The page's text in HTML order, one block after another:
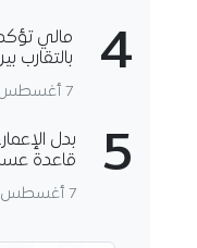
4
مالي تؤكد
بالتقارب
7 أغسطس 2026
5
بدل
قاعدة
7 أغسطس 2026